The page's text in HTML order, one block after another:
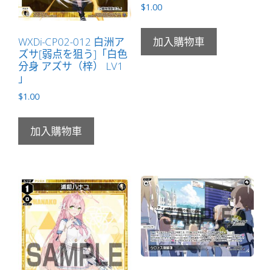
」
量
WXDi-CP02-012 白洲ア
ズサ[弱点を狙う]「白色
分身 アズサ（梓） LV1
」
$1.00
加入購物車
$1.00
加入購物車